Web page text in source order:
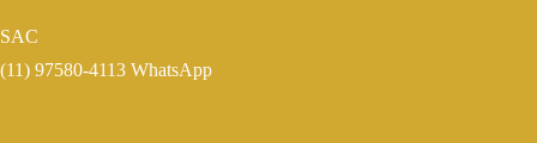
SAC
(11) 97580-4113 WhatsApp